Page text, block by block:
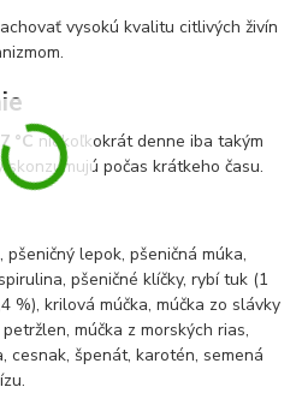
vysokú kvalitu citlivých živín
°C niekoľkokrát denne iba takým
počas krátkeho času.
pšeničný lepok, pšeničná múka,
pšeničné klíčky, rybí tuk (1
%), krilová múčka, múčka zo slávky
múčka z morských rias,
cesnak, špenát, karotén, semená